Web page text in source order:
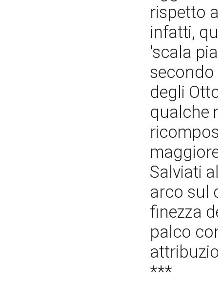
rispetto
infatti,
'scala
degli
qualche
Salviati
arco sul
finezza
palco
***